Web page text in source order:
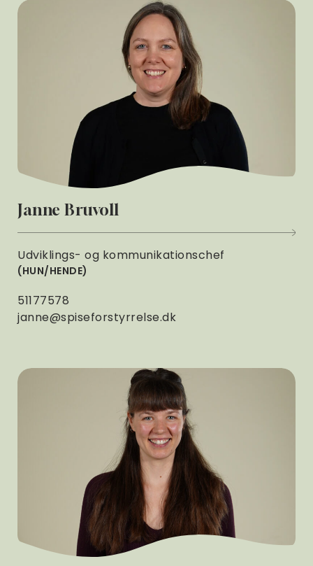
Janne Bruvoll
Udviklings- og kommunikationschef
HUN/HENDE
51177578
janne@spiseforstyrrelse.dk